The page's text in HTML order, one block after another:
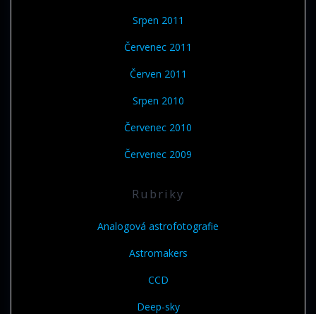
Srpen 2011
Červenec 2011
Červen 2011
Srpen 2010
Červenec 2010
Červenec 2009
Rubriky
Analogová astrofotografie
Astromakers
CCD
Deep-sky